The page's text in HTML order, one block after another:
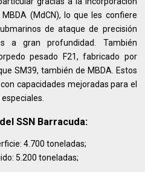
(MdCN), lo que les confiere
de ataque de precisión
a gran profundidad. También
pesado F21, fabricado por
SM39, también de MBDA. Estos
capacidades mejoradas para el
SSN Barracuda:
4.700 toneladas;
5.200 toneladas;